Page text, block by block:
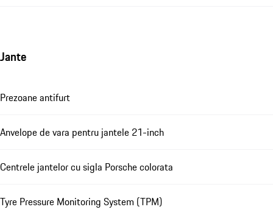
Jante
Prezoane antifurt
Anvelope de vara pentru jantele 21-inch
Centrele jantelor cu sigla Porsche colorata
Tyre Pressure Monitoring System (TPM)